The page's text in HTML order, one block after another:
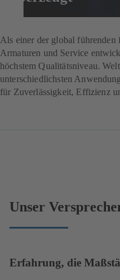
Als einer der global führenden
Armaturen und Service
höchstem Qualitätsniveau.
unterschiedlichsten
für Zuverlässigkeit, Effizienz
Unser
Erfahrung, die